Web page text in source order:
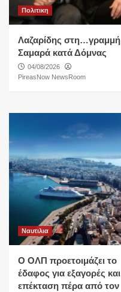
Πολιτικη
Λαζαρίδης στη…γραμμή
Σαμαρά κατά Δόμνας
04/08/2026
PireasNow NewsRoom
Ναυτιλια
O ΟΛΠ προετοιμάζει το
έδαφος για εξαγορές και
επέκταση πέρα από τον